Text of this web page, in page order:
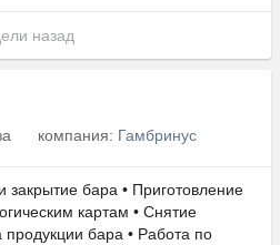
назад
компания: Гамбринус
закрытие бара • Приготовление
картам • Снятие
бара • Работа по